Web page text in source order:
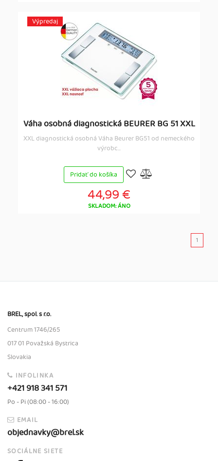
Výpredaj
Váha osobná diagnostická BEURER BG 51 XXL
XXL diagnostická osobná Váha Beurer BG51 od nemeckého
výrobc...
Pridať do košíka
44,99 €
SKLADOM: ÁNO
1
BREL, spol. s r.o.
Centrum 1746/265
017 01 Považská Bystrica
Slovakia
INFOLINKA
+421 918 341 571
Po - Pi (08:00 - 16:00)
EMAIL
objednavky@brel.sk
SOCIÁLNE SIETE